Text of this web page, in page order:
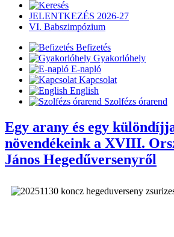
JELENTKEZÉS 2026-27
VI. Babszimpózium
Befizetés
Gyakorlóhely
E-napló
Kapcsolat
English
Szolfézs órarend
Egy arany és egy
növendékeink a XVIII.
János Hegedűversenyről